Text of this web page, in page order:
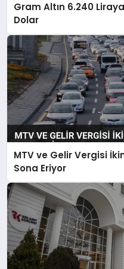
Gram Altın 6.240
Dolar
MTV ve Gelir Vergisi
Sona Eriyor